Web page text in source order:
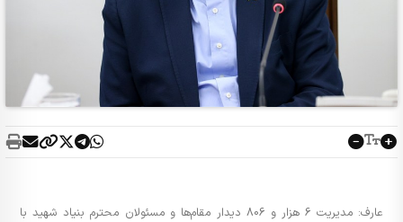
عارف: مدیریت 6 هزار و 806 دیدار مقام‌ها و مسئولان محترم بنیاد شهید با